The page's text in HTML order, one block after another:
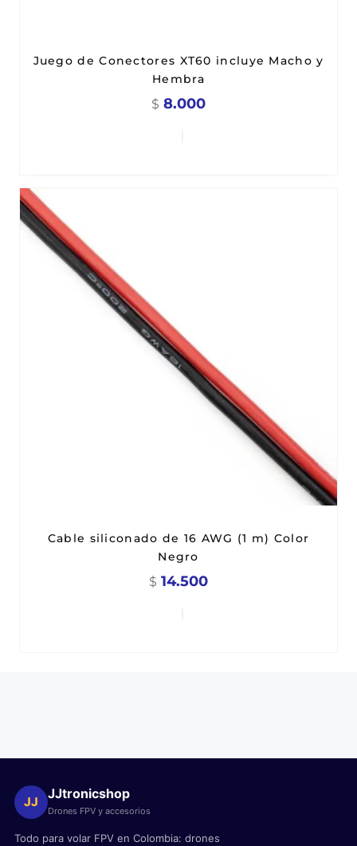
Juego de Conectores XT60 incluye Macho y
Hembra
$ 8.000
Cable siliconado de 16 AWG (1 m) Color
Negro
$ 14.500
JJ
JJtronicshop
Drones FPV y accesorios
Todo para volar FPV en Colombia: drones